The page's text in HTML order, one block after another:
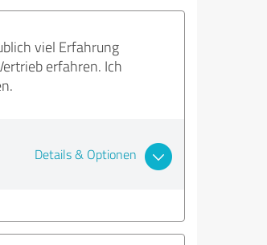
viel Erfahrung
erfahren. Ich
Details & Optionen